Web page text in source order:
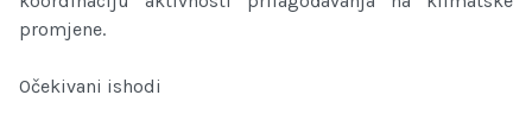
promjene.
Očekivani ishodi